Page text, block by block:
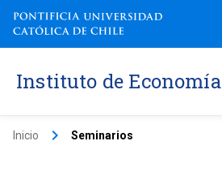
Instituto de Economía
Inicio keyboard_arrow_right Seminarios